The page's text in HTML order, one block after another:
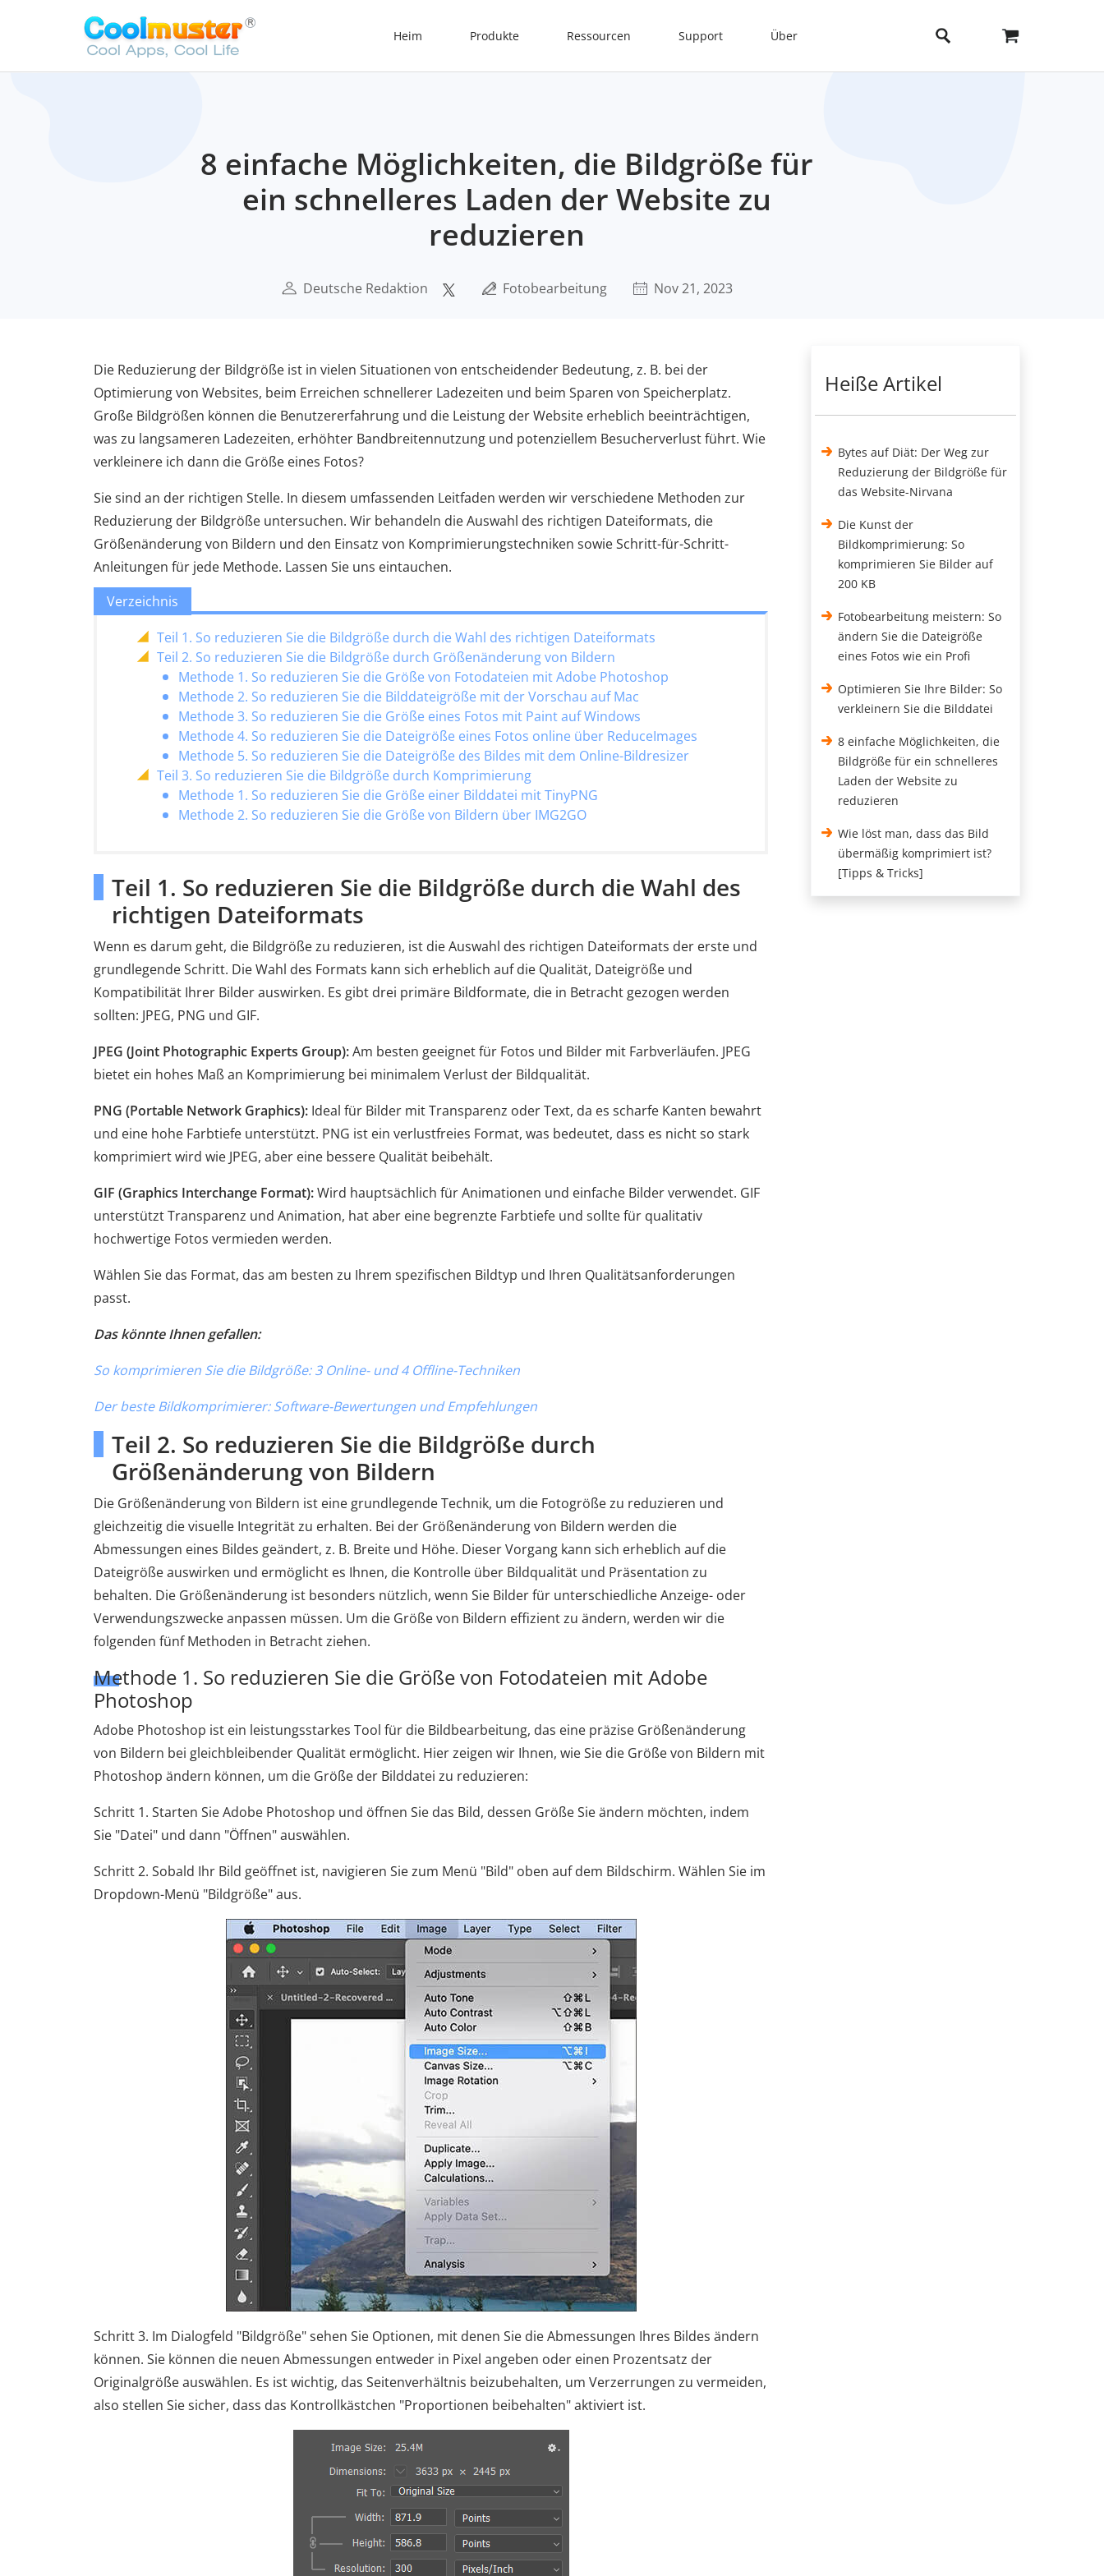
Heim Produkte Ressourcen Support Über
8 einfache Möglichkeiten, die Bildgröße für
ein schnelleres Laden der Website zu
reduzieren
Deutsche Redaktion Fotobearbeitung Nov 21, 2023
Die Reduzierung der Bildgröße ist in vielen Situationen von entscheidender Bedeutung, z. B. bei der
Optimierung von Websites, beim Erreichen schnellerer Ladezeiten und beim Sparen von Speicherplatz.
Große Bildgrößen können die Benutzererfahrung und die Leistung der Website erheblich beeinträchtigen,
was zu langsameren Ladezeiten, erhöhter Bandbreitennutzung und potenziellem Besucherverlust führt. Wie
verkleinere ich dann die Größe eines Fotos?
Sie sind an der richtigen Stelle. In diesem umfassenden Leitfaden werden wir verschiedene Methoden zur
Reduzierung der Bildgröße untersuchen. Wir behandeln die Auswahl des richtigen Dateiformats, die
Größenänderung von Bildern und den Einsatz von Komprimierungstechniken sowie Schritt-für-Schritt-
Anleitungen für jede Methode. Lassen Sie uns eintauchen.
Verzeichnis
Teil 1. So reduzieren Sie die Bildgröße durch die Wahl des richtigen Dateiformats
Teil 2. So reduzieren Sie die Bildgröße durch Größenänderung von Bildern
Methode 1. So reduzieren Sie die Größe von Fotodateien mit Adobe Photoshop
Methode 2. So reduzieren Sie die Bilddateigröße mit der Vorschau auf Mac
Methode 3. So reduzieren Sie die Größe eines Fotos mit Paint auf Windows
Methode 4. So reduzieren Sie die Dateigröße eines Fotos online über ReduceImages
Methode 5. So reduzieren Sie die Dateigröße des Bildes mit dem Online-Bildresizer
Teil 3. So reduzieren Sie die Bildgröße durch Komprimierung
Methode 1. So reduzieren Sie die Größe einer Bilddatei mit TinyPNG
Methode 2. So reduzieren Sie die Größe von Bildern über IMG2GO
Teil 1. So reduzieren Sie die Bildgröße durch die Wahl des
richtigen Dateiformats
Wenn es darum geht, die Bildgröße zu reduzieren, ist die Auswahl des richtigen Dateiformats der erste und
grundlegende Schritt. Die Wahl des Formats kann sich erheblich auf die Qualität, Dateigröße und
Kompatibilität Ihrer Bilder auswirken. Es gibt drei primäre Bildformate, die in Betracht gezogen werden
sollten: JPEG, PNG und GIF.
JPEG (Joint Photographic Experts Group):Am besten geeignet für Fotos und Bilder mit Farbverläufen. JPEG
bietet ein hohes Maß an Komprimierung bei minimalem Verlust der Bildqualität.
PNG (Portable Network Graphics): Ideal für Bilder mit Transparenz oder Text, da es scharfe Kanten bewahrt
und eine hohe Farbtiefe unterstützt. PNG ist ein verlustfreies Format, was bedeutet, dass es nicht so stark
komprimiert wird wie JPEG, aber eine bessere Qualität beibehält.
GIF (Graphics Interchange Format):Wird hauptsächlich für Animationen und einfache Bilder verwendet. GIF
unterstützt Transparenz und Animation, hat aber eine begrenzte Farbtiefe und sollte für qualitativ
hochwertige Fotos vermieden werden.
Wählen Sie das Format, das am besten zu Ihrem spezifischen Bildtyp und Ihren Qualitätsanforderungen
passt.
Das könnte Ihnen gefallen:
So komprimieren Sie die Bildgröße: 3 Online- und 4 Offline-Techniken
Der beste Bildkomprimierer: Software-Bewertungen und Empfehlungen
Teil 2. So reduzieren Sie die Bildgröße durch
Größenänderung von Bildern
Die Größenänderung von Bildern ist eine grundlegende Technik, um die Fotogröße zu reduzieren und
gleichzeitig die visuelle Integrität zu erhalten. Bei der Größenänderung von Bildern werden die
Abmessungen eines Bildes geändert, z. B. Breite und Höhe. Dieser Vorgang kann sich erheblich auf die
Dateigröße auswirken und ermöglicht es Ihnen, die Kontrolle über Bildqualität und Präsentation zu
behalten. Die Größenänderung ist besonders nützlich, wenn Sie Bilder für unterschiedliche Anzeige- oder
Verwendungszwecke anpassen müssen. Um die Größe von Bildern effizient zu ändern, werden wir die
folgenden fünf Methoden in Betracht ziehen.
Methode 1. So reduzieren Sie die Größe von Fotodateien mit Adobe
Photoshop
Adobe Photoshop ist ein leistungsstarkes Tool für die Bildbearbeitung, das eine präzise Größenänderung
von Bildern bei gleichbleibender Qualität ermöglicht. Hier zeigen wir Ihnen, wie Sie die Größe von Bildern mit
Photoshop ändern können, um die Größe der Bilddatei zu reduzieren:
Schritt 1. Starten Sie Adobe Photoshop und öffnen Sie das Bild, dessen Größe Sie ändern möchten, indem
Sie "Datei" und dann "Öffnen" auswählen.
Schritt 2. Sobald Ihr Bild geöffnet ist, navigieren Sie zum Menü "Bild" oben auf dem Bildschirm. Wählen Sie im
Dropdown-Menü "Bildgröße" aus.
Schritt 3. Im Dialogfeld "Bildgröße" sehen Sie Optionen, mit denen Sie die Abmessungen Ihres Bildes ändern
können. Sie können die neuen Abmessungen entweder in Pixel angeben oder einen Prozentsatz der
Originalgröße auswählen. Es ist wichtig, das Seitenverhältnis beizubehalten, um Verzerrungen zu vermeiden,
also stellen Sie sicher, dass das Kontrollkästchen "Proportionen beibehalten" aktiviert ist.
Heiße Artikel
Bytes auf Diät: Der Weg zur
Reduzierung der Bildgröße für
das Website-Nirvana
Die Kunst der
Bildkomprimierung: So
komprimieren Sie Bilder auf
200 KB
Fotobearbeitung meistern: So
ändern Sie die Dateigröße
eines Fotos wie ein Profi
Optimieren Sie Ihre Bilder: So
verkleinern Sie die Bilddatei
8 einfache Möglichkeiten, die
Bildgröße für ein schnelleres
Laden der Website zu
reduzieren
Wie löst man, dass das Bild
übermäßig komprimiert ist?
[Tipps & Tricks]